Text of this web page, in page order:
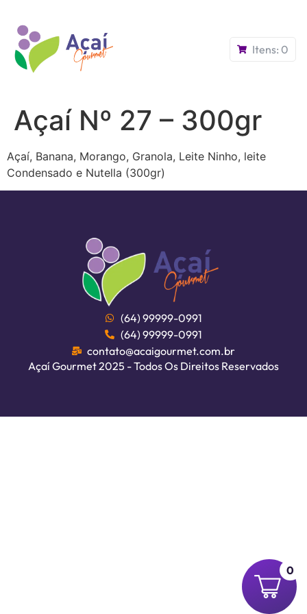
Itens: 0
Açaí Nº 27 – 300gr
Açaí, Banana, Morango, Granola, Leite Ninho, leite
Condensado e Nutella (300gr)
(64) 99999-0991
(64) 99999-0991
contato@acaigourmet.com.br
Açaí Gourmet 2025 - Todos Os Direitos Reservados
0